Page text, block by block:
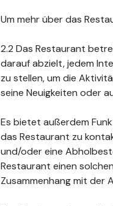
Um mehr über das
2.2 Das Restaurant
darauf abzielt, jedem
zu stellen, um die
seine Neuigkeiten oder
Es bietet außerdem
das Restaurant zu
und/oder eine
Restaurant einen
Zusammenhang mit der